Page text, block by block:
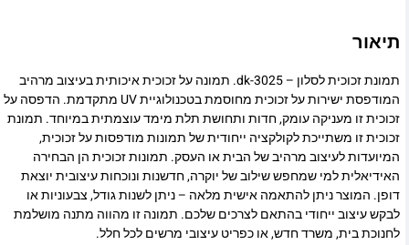
תיאור
תמונת זכוכית לסלון – dk-3025. תמונה על זכוכית איכותית בעיצוב מרהיב
המודפסת ישירות על זכוכית מחוסמת בטכנולוגיית UV מתקדמת. הדפסה על
זכוכית זו מעניקה עומק, חדות ותחושת תלת מימד עוצמתית במיוחד. תמונת
זכוכית זו משתייכת לקולקציה ייחודית של תמונות מודפסות על זכוכית,
המיועדות לעיצוב מרהיב של הבית או העסק. תמונות זכוכית הן הבחירה
האידיאלית למי שמחפש שילוב של יוקרה, חדשנות ונוכחות עיצובית יוצאת
דופן. המוצר ניתן להתאמה אישית מלאה – ניתן לשנות גודל, צבעוניות או
לבקש עיצוב ייחודי בהתאם לצרכים שלכם. תמונה זו מהווה מתנה מושלמת
לחנוכת בית, משרד חדש, או כפריט עיצובי מרשים לכל חלל.